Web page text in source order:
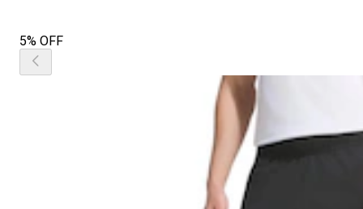
5% OFF